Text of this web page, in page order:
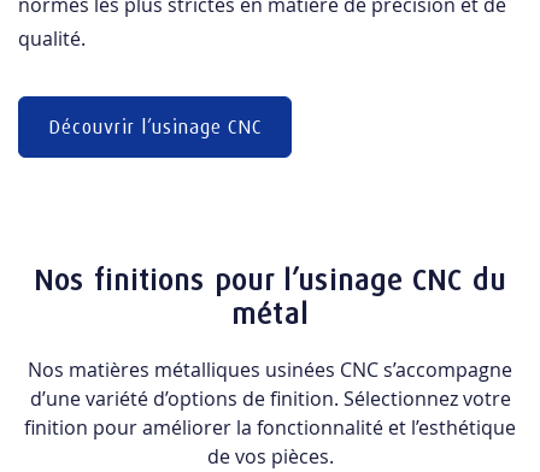
normes les plus strictes en matière de précision et de
qualité.
Découvrir l’usinage CNC
Nos finitions pour l’usinage CNC du
métal
Nos matières métalliques usinées CNC s’accompagne
d’une variété d’options de finition. Sélectionnez votre
finition pour améliorer la fonctionnalité et l’esthétique
de vos pièces.